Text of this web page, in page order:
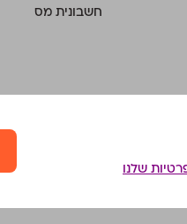
חשבונית מס
שלנו